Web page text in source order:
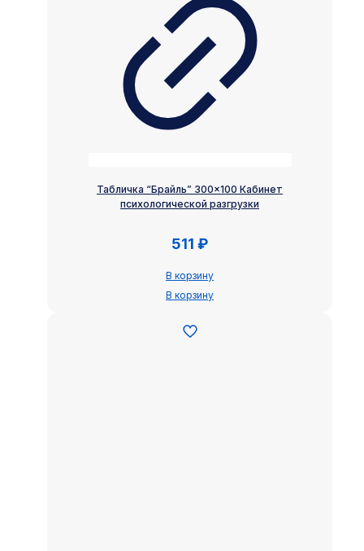
Табличка “Брайль” 300×100 Кабинет
психологической разгрузки
511 ₽
В корзину
В корзину